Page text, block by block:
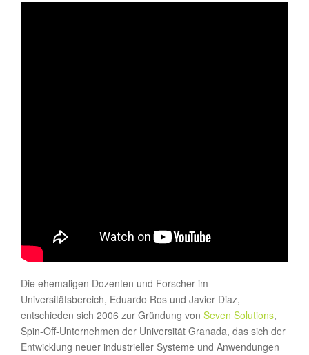
Die ehemaligen Dozenten und Forscher im
Universitätsbereich, Eduardo Ros und Javier Diaz,
entschieden sich 2006 zur Gründung von Seven Solutions,
Spin-Off-Unternehmen der Universität Granada, das sich der
Entwicklung neuer industrieller Systeme und Anwendungen